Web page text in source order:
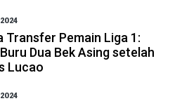
Transfer Pemain Liga 1:
Dua Bek Asing setelah
Lucao